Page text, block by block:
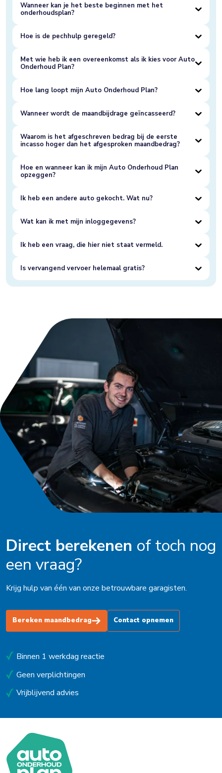
Wanneer kan je het beste beginnen met het
onderhoudsplan?
Hoe is de pechhulp geregeld?
Met wie heb ik een overeenkomst als ik kies voor Auto
Onderhoud Plan?
Hoe lang loopt mijn Auto Onderhoud Plan?
Wanneer wordt de maandbijdrage geïncasseerd?
Waarom is het afgeschreven bedrag bij de eerste
incasso hoger dan het afgesproken maandbedrag?
Hoe en wanneer kan ik mijn Auto Onderhoud Plan
opzeggen?
Ik heb een andere auto gekocht. Wat nu?
Wat kan ik met mijn inloggegevens?
Ik heb een vraag, die hier niet staat vermeld.
Is vervangend vervoer helemaal gratis?
Direct berekenen of toch nog
een vraag?
Krijg hulp van één van onze betrouwbare garagisten.
Bereken maandbedrag Contact opnemen
Binnen 1 werkdag reactie
Geen verplichtingen
Vrijblijvend advies